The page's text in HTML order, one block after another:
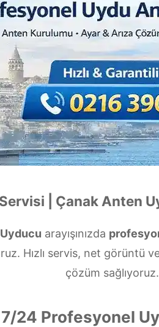
| Çanak Anten
arayışınızda
Hızlı servis, net görüntü
çözüm sağlıyoruz.
24 Profesyonel